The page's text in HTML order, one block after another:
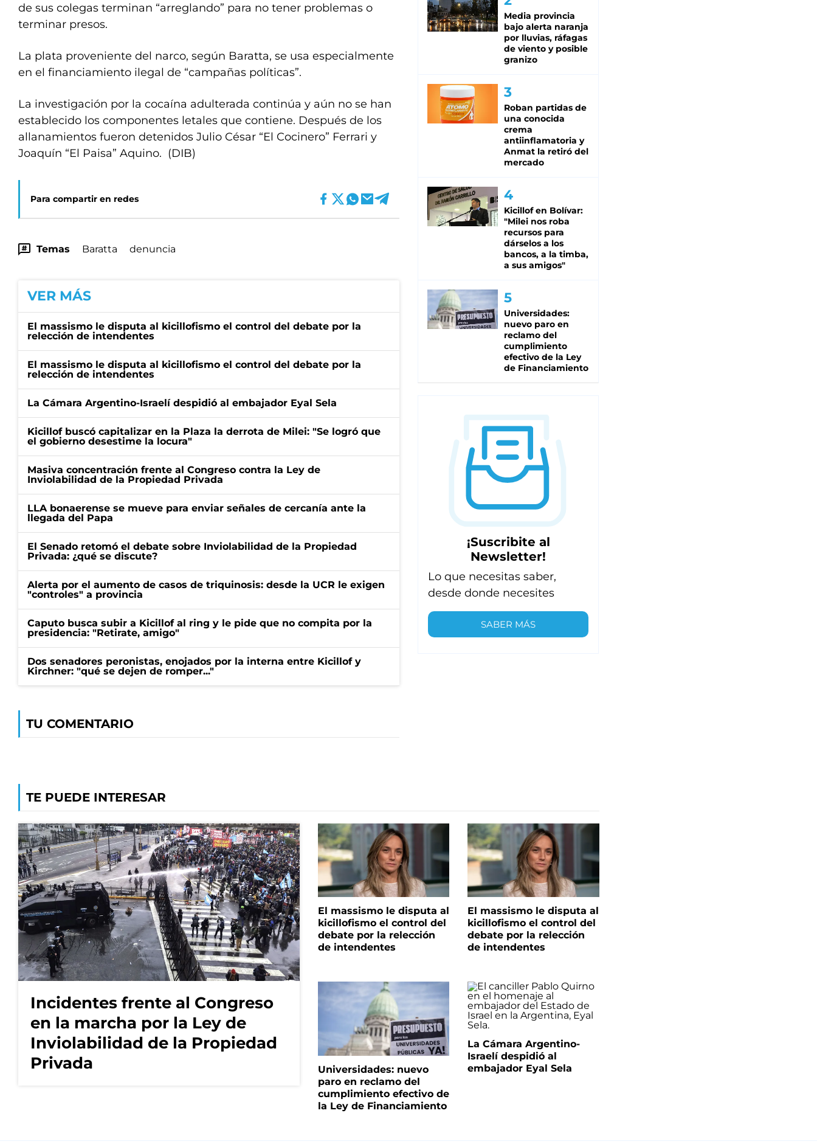
de sus colegas terminan “arreglando” para no tener problemas o
terminar presos.
La plata proveniente del narco, según Baratta, se usa especialmente
en el financiamiento ilegal de “campañas políticas”.
La investigación por la cocaína adulterada continúa y aún no se han
establecido los componentes letales que contiene. Después de los
allanamientos fueron detenidos Julio César “El Cocinero” Ferrari y
Joaquín “El Paisa” Aquino. (DIB)
Para compartir en redes
Temas Baratta denuncia
VER MÁS
El massismo le disputa al kicillofismo el control del debate por la
relección de intendentes
El massismo le disputa al kicillofismo el control del debate por la
relección de intendentes
La Cámara Argentino-Israelí despidió al embajador Eyal Sela
Kicillof buscó capitalizar en la Plaza la derrota de Milei: "Se logró que
el gobierno desestime la locura"
Masiva concentración frente al Congreso contra la Ley de
Inviolabilidad de la Propiedad Privada
LLA bonaerense se mueve para enviar señales de cercanía ante la
llegada del Papa
El Senado retomó el debate sobre Inviolabilidad de la Propiedad
Privada: ¿qué se discute?
Alerta por el aumento de casos de triquinosis: desde la UCR le exigen
"controles" a provincia
Caputo busca subir a Kicillof al ring y le pide que no compita por la
presidencia: "Retirate, amigo"
Dos senadores peronistas, enojados por la interna entre Kicillof y
Kirchner: "qué se dejen de romper..."
TU COMENTARIO
Media provincia
bajo alerta naranja
por lluvias, ráfagas
de viento y posible
granizo
Roban partidas de
una conocida
crema
antiinflamatoria y
Anmat la retiró del
mercado
Kicillof en Bolívar:
"Milei nos roba
recursos para
dárselos a los
bancos, a la timba,
a sus amigos"
Universidades:
nuevo paro en
reclamo del
cumplimiento
efectivo de la Ley
de Financiamiento
¡Suscribite al
Newsletter!
Lo que necesitas saber,
desde donde necesites
SABER MÁS
TE PUEDE INTERESAR
Incidentes frente al Congreso
en la marcha por la Ley de
Inviolabilidad de la Propiedad
Privada
El massismo le disputa al
kicillofismo el control del
debate por la relección
de intendentes
El massismo le disputa al
kicillofismo el control del
debate por la relección
de intendentes
Universidades: nuevo
paro en reclamo del
cumplimiento efectivo de
la Ley de Financiamiento
La Cámara Argentino-
Israelí despidió al
embajador Eyal Sela